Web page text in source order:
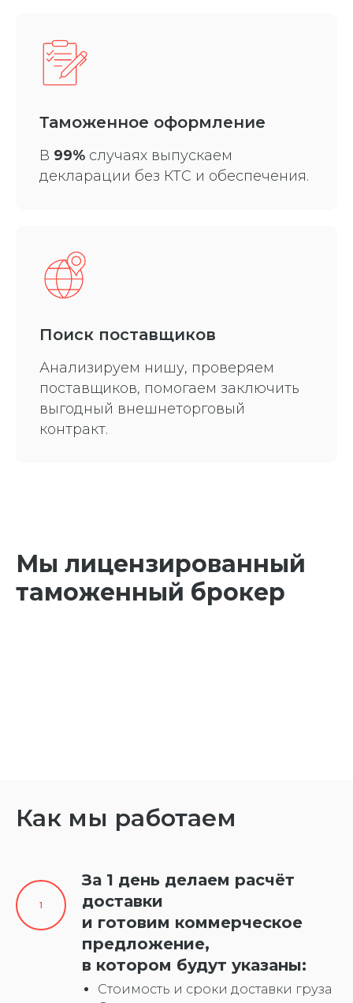
Таможенное оформление
В 99% случаях выпускаем
декларации без КТС и обеспечения.
Поиск поставщиков
Анализируем нишу, проверяем
поставщиков, помогаем заключить
выгодный внешнеторговый
контракт.
Мы лицензированный
таможенный брокер
Как мы работаем
За 1 день делаем расчёт
доставки
и готовим коммерческое
предложение,
в котором будут указаны:
Стоимость и сроки доставки груза